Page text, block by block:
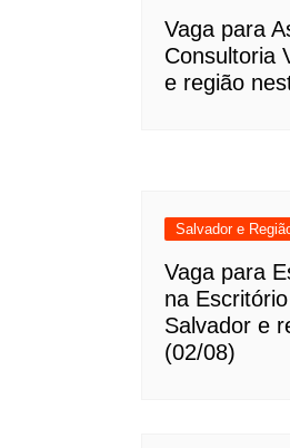
Vaga para
Consultoria
e região
Salvador e
Vaga para
na
Salvador e
(02/08)